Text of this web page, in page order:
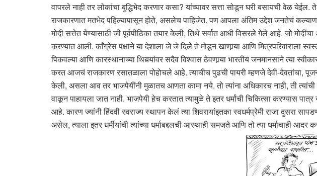
वापरले नाही तर लोकांचा बुद्धिभेद करणार कसा? यांच्यावर सत्ता सोडून घरी बसायची वेळ
राजकारणात मतभेद पहिल्यापासून होते, असलेच पाहिजेत. पण आपला अंतिम उद्देश जनतेचं
मोदी सत्तेत येण्यासाठी जी पूर्वपीठिका तयार केली, तिथे सर्वात आधी विसरले गेले आहे. जो
करण्यात आली. काँग्रेस पक्षाने या देशाला जे जे दिले ते मोडून खाणार्‍या आणि मित्रपरिवाराला
पिकवल्या आणि कारस्थानाच्या थियर्‍यांवर सदैव विश्वास ठेवणार्‍या भारतीय जनमानसाने त्या
करत आजचं राजकारण रसातळाला पोहोचले आहे. त्याचीच पुढची पायरी म्हणजे देवी-देवतांचा,
केली, असला आव तर भाजपेयींनी मुळातच आणता कामा नये. तो त्यांना अधिकारच नाही, ती
वाकून पाहायला जात नाही. भाजपेयी हेच करतात त्यामुळे ते इतर धर्मांची चिकित्सा करण्यास
आहे. कारण ज्यांनी हिंदवी स्वराज्य स्थापन केलं त्या शिवरायांइतका स्वधर्मप्रेमी राजा दुसरा
असेल, त्याला इतर धर्मीयांची त्यांच्या धर्माबद्दलची आस्थाही समजते आणि तो त्या धर्माचाही